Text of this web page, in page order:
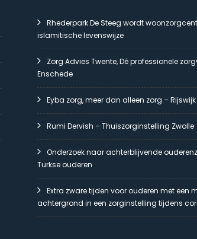
Rhederpark De Steeg wordt
islamitische levenswijze
Zorg Advies Twente, Dé professionele
Enschede
Eyba zorg, meer dan alleen zorg – Rijswijk
Rumi Dervish – Thuiszorginstelling Zwolle
Onderzoek naar achterblijvende
Turkse ouderen
Extra zware tijden voor ouderen met een
achtergrond in een zorginstelling tijdens